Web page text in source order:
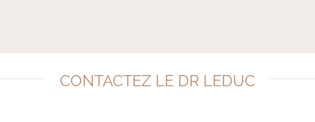
CONTACTEZ LE DR LEDUC